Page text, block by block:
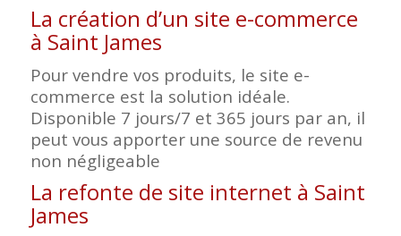
La création d’un site e-commerce
à Saint James
Pour vendre vos produits, le site e-
commerce est la solution idéale.
Disponible 7 jours/7 et 365 jours par an, il
peut vous apporter une source de revenu
non négligeable
La refonte de site internet à Saint
James